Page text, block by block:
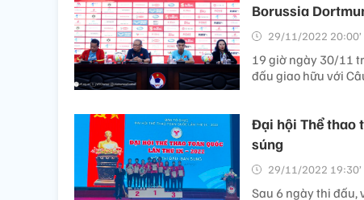
Borussia
29/11/2022 20:00’
19 giờ ngày 30/11
đấu giao hữu với
Đại hội Thể thao
súng
29/11/2022 19:30’
Sau 6 ngày thi đấu,